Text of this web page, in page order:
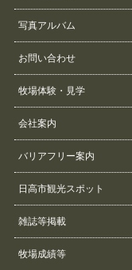
写真アルバム
お問い合わせ
牧場体験・見学
会社案内
バリアフリー案内
日高市観光スポット
雑誌等掲載
牧場成績等